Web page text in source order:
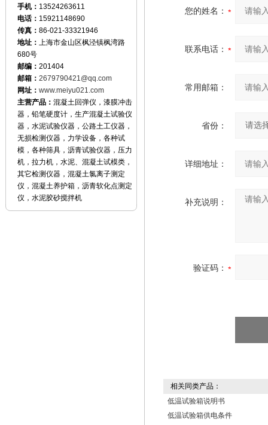
手机： 13524263611
电话： 15921148690
传真： 86-021-33321946
地址： 上海市金山区枫泾镇枫湾路
680号
邮编： 201404
邮箱： 2679790421@qq.com
网址： www.meiyu021.com
主营产品： 混凝土回弹仪，漆膜冲击
器，铅笔硬度计，生产混凝土试验仪
器，水泥试验仪器，公路土工仪器，
无损检测仪器，力学设备，各种试
模，各种筛具，沥青试验仪器，压力
机，拉力机，水泥、混凝土试模类，
其它检测仪器，混凝土氯离子测定
仪，混凝土养护箱，沥青软化点测定
仪，水泥胶砂搅拌机
您的姓名：
联系电话：
常用邮箱：
省份：
详细地址：
补充说明：
验证码：
相关同类产品：
低温试验箱说明书
低温试验箱供电条件